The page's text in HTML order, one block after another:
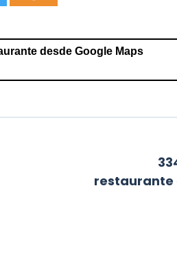
desde Google Maps
restaurante